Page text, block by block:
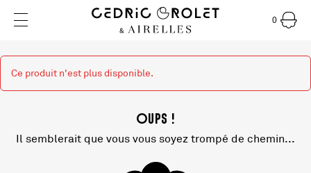
0
Ce produit n'est plus disponible.
Oups !
Il semblerait que vous vous soyez trompé de chemin...